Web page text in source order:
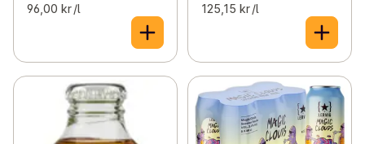
96,00 kr /l 125,15 kr /l